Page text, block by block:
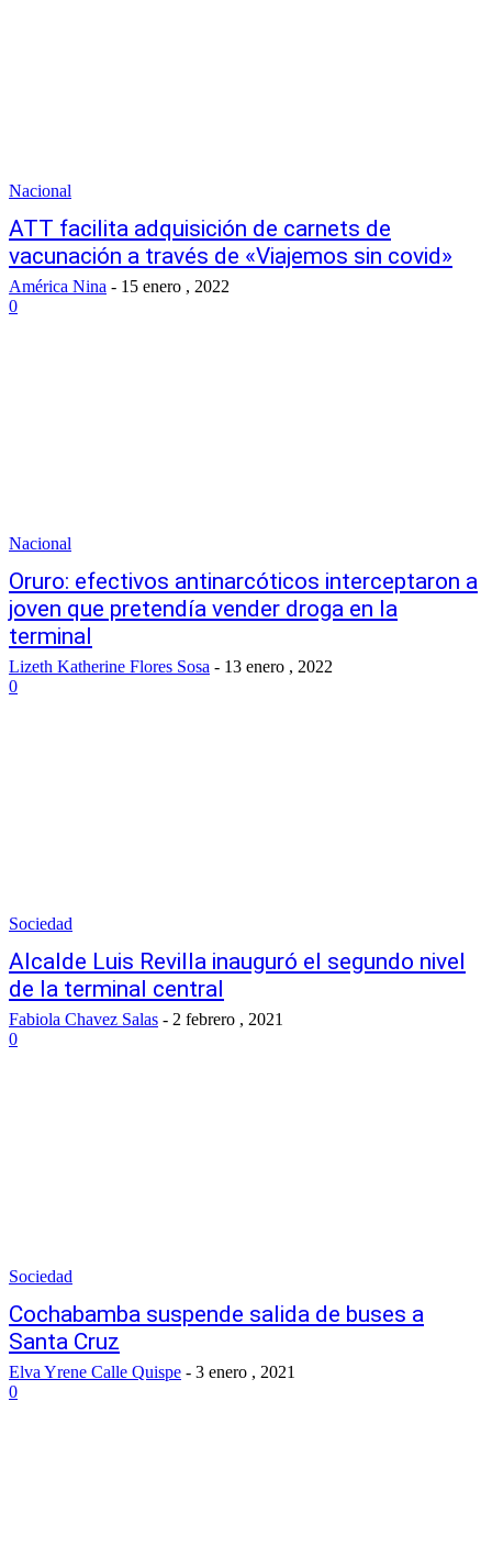
Nacional
ATT facilita adquisición de carnets de
vacunación a través de «Viajemos sin covid»
América Nina - 15 enero , 2022
0
Nacional
Oruro: efectivos antinarcóticos interceptaron a
joven que pretendía vender droga en la
terminal
Lizeth Katherine Flores Sosa - 13 enero , 2022
0
Sociedad
Alcalde Luis Revilla inauguró el segundo nivel
de la terminal central
Fabiola Chavez Salas - 2 febrero , 2021
0
Sociedad
Cochabamba suspende salida de buses a
Santa Cruz
Elva Yrene Calle Quispe - 3 enero , 2021
0